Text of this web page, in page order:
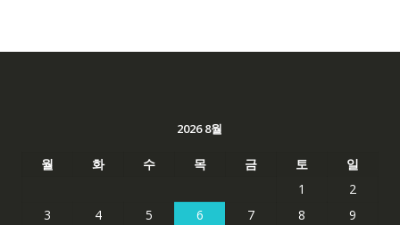
2026 8월
월 화 수 목 금 토
일
1
2
3
4 5 6 7 8
9